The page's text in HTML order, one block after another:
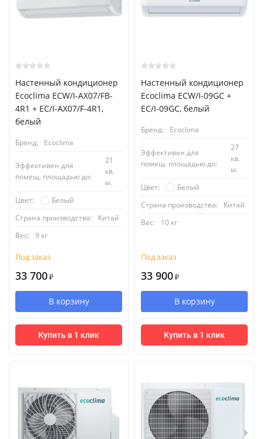
Настенный кондиционер
Ecoclima ECW/I-AX07/FB-
4R1 + EC/I-AX07/F-4R1,
белый
Бренд: Ecoclima
Эффективен для
помещ. площадью до:
21
кв.
м.
Цвет:
Белый
Страна производства:
Китай
Вес:
9 кг
Под заказ
33 700 ₽
В корзину
Купить в 1 клик
Настенный кондиционер
Ecoclima ECW/I-09GC +
EC/I-09GC, белый
Бренд: Ecoclima
Эффективен для
помещ. площадью до:
27
кв.
м.
Цвет:
Белый
Страна производства:
Китай
Вес:
10 кг
Под заказ
33 900 ₽
В корзину
Купить в 1 клик